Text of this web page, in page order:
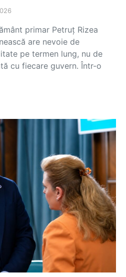
primar Petruț Rizea
are nevoie de
pe termen lung, nu de
cu fiecare guvern. Într-o